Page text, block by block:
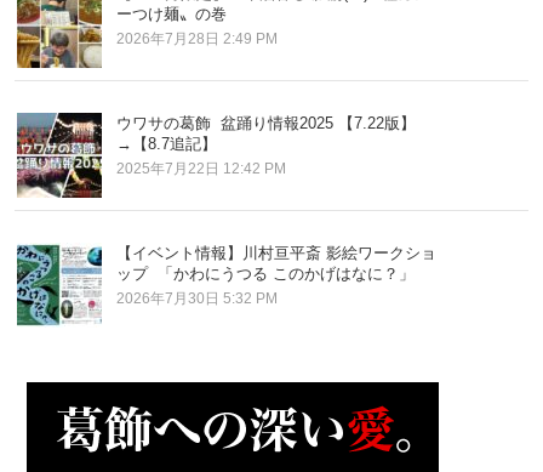
ーつけ麺〟の巻
2026年7月28日 2:49 PM
ウワサの葛飾 盆踊り情報2025 【7.22版】
→【8.7追記】
2025年7月22日 12:42 PM
【イベント情報】川村亘平斎 影絵ワークショ
ップ 「かわにうつる このかげはなに？」
2026年7月30日 5:32 PM